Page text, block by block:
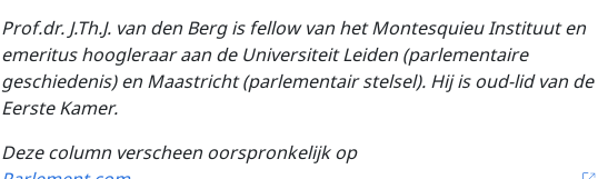
Prof.dr. J.Th.J. van den Berg is fellow van het Montesquieu Instituut en
emeritus hoogleraar aan de Universiteit Leiden (parlementaire
geschiedenis) en Maastricht (parlementair stelsel). Hij is oud-lid van de
Eerste Kamer.
Deze column verscheen oorspronkelijk op